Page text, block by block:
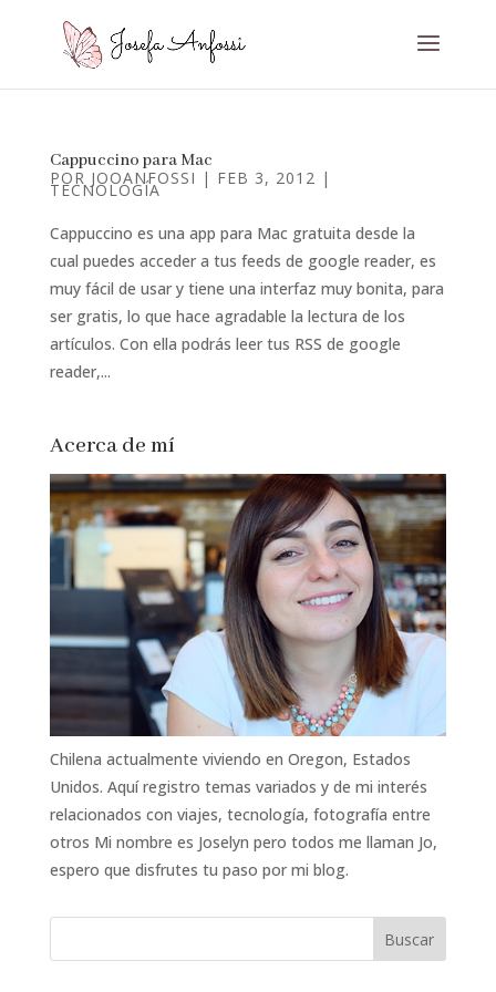
Cappuccino para Mac
POR JOOANFOSSI | FEB 3, 2012 |
TECNOLOGÍA
Cappuccino es una app para Mac gratuita desde la
cual puedes acceder a tus feeds de google reader, es
muy fácil de usar y tiene una interfaz muy bonita, para
ser gratis, lo que hace agradable la lectura de los
artículos. Con ella podrás leer tus RSS de google
reader,...
Acerca de mí
Chilena actualmente viviendo en Oregon, Estados
Unidos. Aquí registro temas variados y de mi interés
relacionados con viajes, tecnología, fotografía entre
otros Mi nombre es Joselyn pero todos me llaman Jo,
espero que disfrutes tu paso por mi blog.